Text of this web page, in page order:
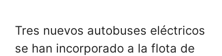
Tres nuevos autobuses eléctricos
se han incorporado a la flota de